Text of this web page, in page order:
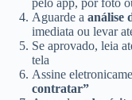
pelo app, por foto
Aguarde a análise
imediata ou levar
Se aprovado, leia
tela
Assine
contratar”